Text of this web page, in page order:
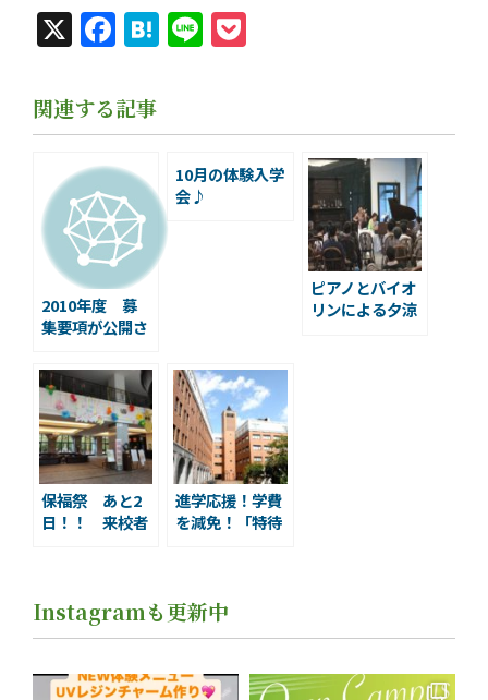
X Facebook
Hatena
Line
関連する記事
2010年度 募
集要項が公開さ
10月の体験入学
会♪
ピアノとバイオ
リンによる夕涼
保福祭 あと2
日！！ 来校者
進学応援！学費
を減免！「特待
Instagramも更新中